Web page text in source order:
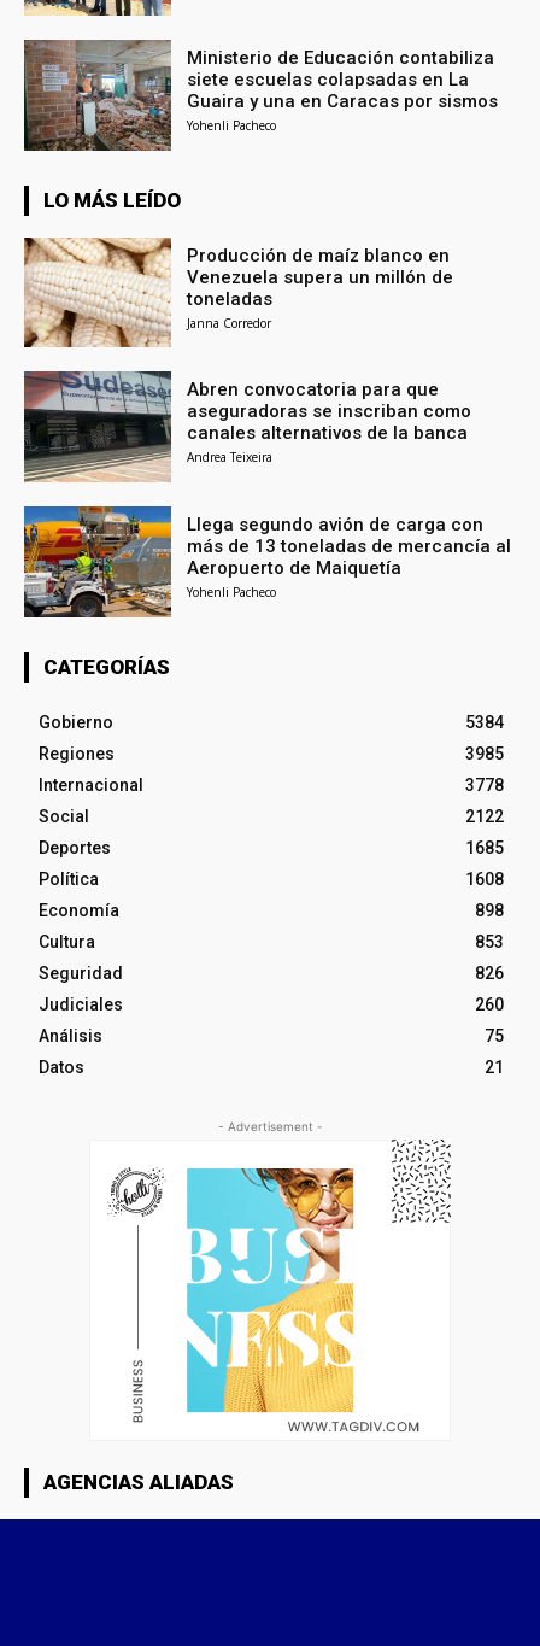
Ministerio de Educación contabiliza
siete escuelas colapsadas en La
Guaira y una en Caracas por sismos
Yohenli Pacheco
LO MÁS LEÍDO
Producción de maíz blanco en
Venezuela supera un millón de
toneladas
Janna Corredor
Abren convocatoria para que
aseguradoras se inscriban como
canales alternativos de la banca
Andrea Teixeira
Llega segundo avión de carga con
más de 13 toneladas de mercancía al
Aeropuerto de Maiquetía
Yohenli Pacheco
CATEGORÍAS
Gobierno
5384
Regiones
3985
Internacional
3778
Social
2122
Deportes
1685
Política
1608
Economía
898
Cultura
853
Seguridad
826
Judiciales
260
Análisis
75
Datos
21
- Advertisement -
AGENCIAS ALIADAS